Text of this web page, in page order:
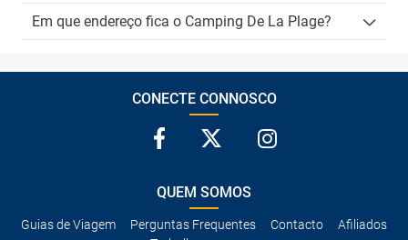
Em que endereço fica o Camping De La Plage?
CONECTE CONNOSCO
QUEM SOMOS
Guias de Viagem Perguntas Frequentes Contacto
Afiliados